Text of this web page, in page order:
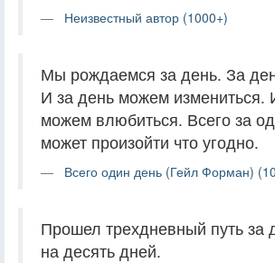
Неизвестный автор (1000+)
Мы рождаемся за день. За
И за день можем измениться.
можем влюбиться. Всего за
может произойти что угодно.
Всего один день (Гейл Форман)
Прошел трехдневный путь за
на десять дней.